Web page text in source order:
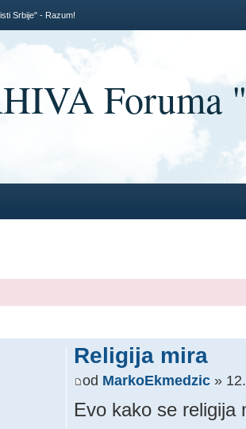
Srbije" - Razum!
Foruma
Religija mira
od MarkoEkmedzic» 12.
Evo kako se religija